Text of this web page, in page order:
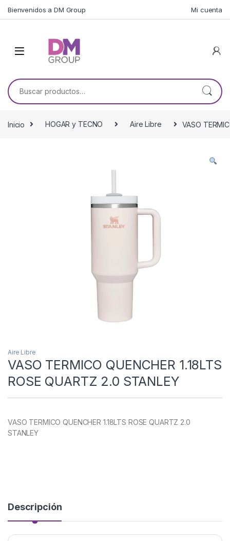
Bienvenidos a DM Group Mi cuenta
Buscar por:
Inicio HOGAR y TECNO Aire Libre VASO
Aire Libre
VASO TERMICO QUENCHER 1.18LTS
ROSE QUARTZ 2.0 STANLEY
VASO TERMICO QUENCHER 1.18LTS ROSE QUARTZ 2.0
STANLEY
Descripción